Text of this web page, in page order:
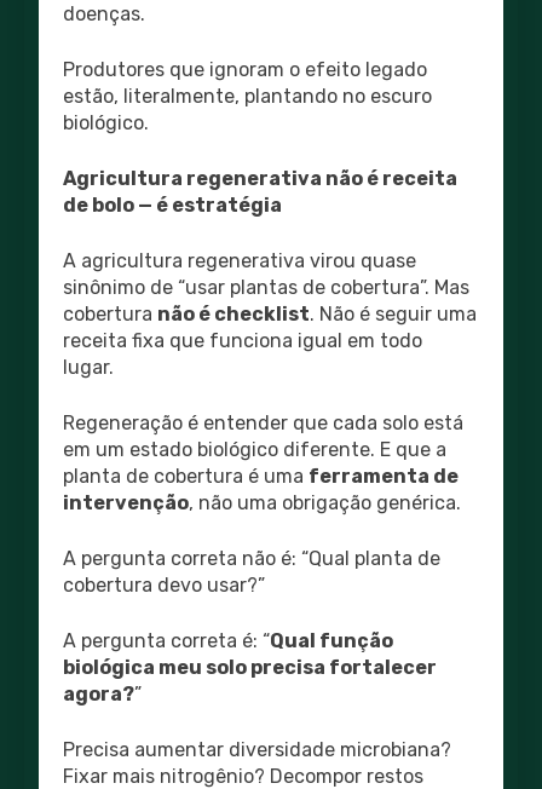
doenças.
Produtores que ignoram o efeito legado
estão, literalmente, plantando no escuro
biológico.
Agricultura regenerativa não é receita
de bolo — é estratégia
A agricultura regenerativa virou quase
sinônimo de “usar plantas de cobertura”. Mas
cobertura não é checklist. Não é seguir uma
receita fixa que funciona igual em todo
lugar.
Regeneração é entender que cada solo está
em um estado biológico diferente. E que a
planta de cobertura é uma ferramenta de
intervenção, não uma obrigação genérica.
A pergunta correta não é: “Qual planta de
cobertura devo usar?”
A pergunta correta é: “Qual função
biológica meu solo precisa fortalecer
agora?”
Precisa aumentar diversidade microbiana?
Fixar mais nitrogênio? Decompor restos